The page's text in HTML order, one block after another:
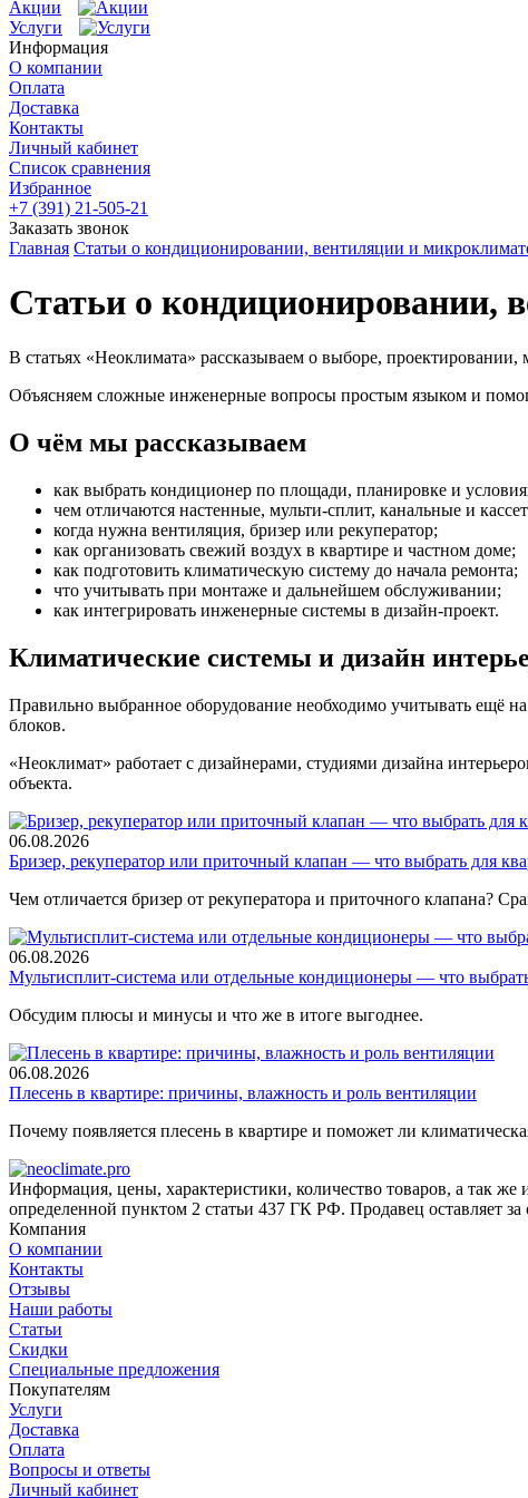
Акции
Услуги
Информация
О компании
Оплата
Доставка
Контакты
Личный кабинет
Список сравнения
Избранное
+7 (391) 21-505-21
Заказать звонок
Главная Статьи о кондиционировании, вентиляции и
Статьи о кондиционировании,
В статьях «Неоклимата» рассказываем о выборе,
Объясняем сложные инженерные вопросы простым языком и
О чём мы рассказываем
как выбрать кондиционер по площади, планировке и
чем отличаются настенные, мульти-сплит, канальные и
когда нужна вентиляция, бризер или рекуператор;
как организовать свежий воздух в квартире и частном доме;
как подготовить климатическую систему до начала ремонта;
что учитывать при монтаже и дальнейшем обслуживании;
как интегрировать инженерные системы в дизайн-проект.
Климатические системы и дизайн
Правильно выбранное оборудование необходимо учитывать ещё
блоков.
«Неоклимат» работает с дизайнерами, студиями дизайна
объекта.
06.08.2026
Бризер, рекуператор или приточный клапан — что выбрать для
Чем отличается бризер от рекуператора и приточного клапана?
06.08.2026
Мультисплит-система или отдельные кондиционеры — что
Обсудим плюсы и минусы и что же в итоге выгоднее.
06.08.2026
Плесень в квартире: причины, влажность и роль вентиляции
Почему появляется плесень в квартире и поможет ли
Информация, цены, характеристики, количество товаров, а так же
определенной пунктом 2 статьи 437 ГК РФ. Продавец оставляет
Компания
О компании
Контакты
Отзывы
Наши работы
Статьи
Скидки
Специальные предложения
Покупателям
Услуги
Доставка
Оплата
Вопросы и ответы
Личный кабинет